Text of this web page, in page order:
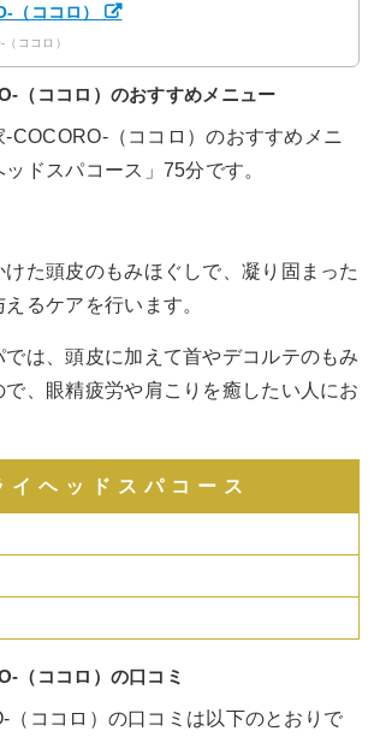
（ココロ）
ココロ）
（ココロ）のおすすめメニュー
COCORO-（ココロ）のおすすめメニ
ドスパコース」75分です。
けた頭皮のもみほぐしで、凝り固まった
るケアを行います。
では、頭皮に加えて首やデコルテのもみ
、眼精疲労や肩こりを癒したい人にお
イヘッドスパコース
（ココロ）の口コミ
（ココロ）の口コミは以下のとおりで